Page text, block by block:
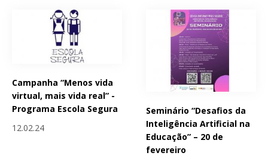
Campanha “Menos vida
virtual, mais vida real” -
Programa Escola Segura
12.02.24
Seminário “Desafios da
Inteligência Artificial na
Educação” – 20 de
fevereiro